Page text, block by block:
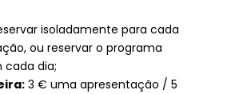
isoladamente para cada
ou reservar o programa
cada dia;
3 € uma apresentação / 5